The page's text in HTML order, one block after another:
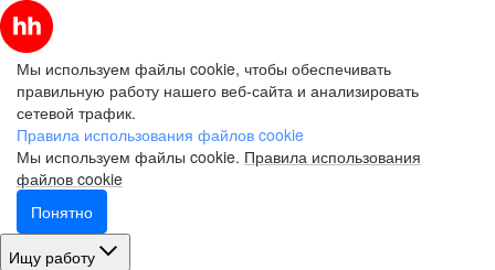
Мы используем файлы cookie, чтобы обеспечивать
правильную работу нашего веб-сайта и анализировать
сетевой трафик.
Правила использования файлов cookie
Мы используем файлы cookie. Правила использования
файлов cookie
Понятно
Ищу работу